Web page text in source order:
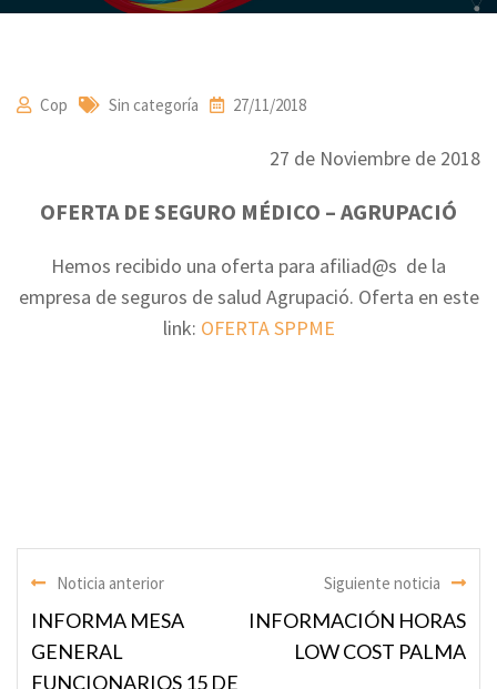
Cop Sin categoría 27/11/2018
27 de Noviembre de 2018
OFERTA DE SEGURO MÉDICO – AGRUPACIÓ
Hemos recibido una oferta para afiliad@s de la
empresa de seguros de salud Agrupació. Oferta en este
link: OFERTA SPPME
Noticia anterior
INFORMA MESA
GENERAL
FUNCIONARIOS 15 DE
Siguiente noticia
INFORMACIÓN HORAS
LOW COST PALMA